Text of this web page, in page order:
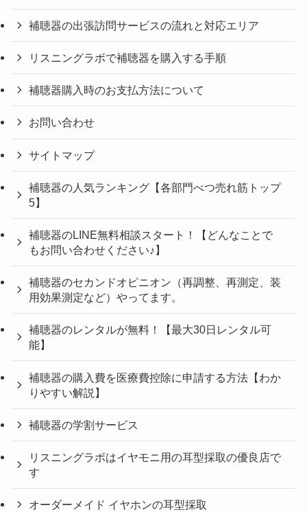
補聴器の出張訪問サービスの流れと対応エリア
リスニングラボで補聴器を購入する手順
補聴器購入時のお支払方法について
お問い合わせ
サイトマップ
補聴器の人気ランキング【各部門べつ売れ筋トップ
5】
補聴器のLINE無料相談スタート！【どんなことで
もお問い合わせください♪】
補聴器のセカンドオピニオン（再調整、再測定、装
用効果測定など）やってます。
補聴器のレンタルが無料！【最大30日レンタル可
能】
補聴器の購入費を医療費控除に申請する方法【わか
りやすい解説】
補聴器の学割サービス
リスニングラボはイヤモニ用の耳型採取の優良店で
す
オーダーメイド イヤホンの耳型採取